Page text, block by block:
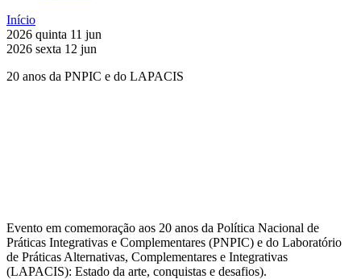
Início
2026 quinta 11 jun
2026 sexta 12 jun
20 anos da PNPIC e do LAPACIS
Evento em comemoração aos 20 anos da Política Nacional de
Práticas Integrativas e Complementares (PNPIC) e do Laboratório
de Práticas Alternativas, Complementares e Integrativas
(LAPACIS): Estado da arte, conquistas e desafios).